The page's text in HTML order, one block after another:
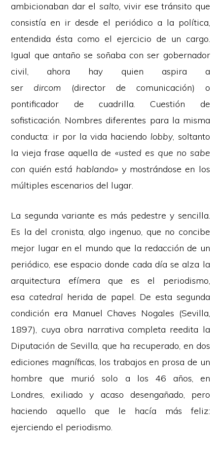
ambicionaban dar el salto,vivir ese tránsito que
consistía en ir desde el periódico a la política,
entendida ésta como el ejercicio de un cargo.
Igual que antaño se soñaba con ser gobernador
civil, ahora hay quien aspira a
ser dircom (director de comunicación) o
pontificador de cuadrilla. Cuestión de
sofisticación. Nombres diferentes para la misma
conducta: ir por la vida haciendo lobby, soltanto
la vieja frase aquella de «usted es que no sabe
con quién está hablando» y mostrándose en los
múltiples escenarios del lugar.
La segunda variante es más pedestre y sencilla.
Es la del cronista, algo ingenuo, que no concibe
mejor lugar en el mundo que la redacción de un
periódico, ese espacio donde cada día se alza la
arquitectura efímera que es el periodismo,
esa catedral herida de papel. De esta segunda
condición era Manuel Chaves Nogales (Sevilla,
1897), cuya obra narrativa completa reedita la
Diputación de Sevilla, que ha recuperado, en dos
ediciones magníficas, los trabajos en prosa de un
hombre que murió solo a los 46 años, en
Londres, exiliado y acaso desengañado, pero
haciendo aquello que le hacía más feliz:
ejerciendo el periodismo.